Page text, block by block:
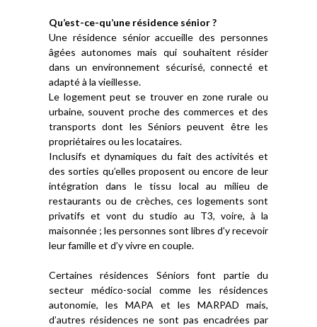
Qu’est-ce-qu’une résidence sénior ?
Une résidence sénior accueille des personnes
âgées autonomes mais qui souhaitent résider
dans un environnement sécurisé, connecté et
adapté à la vieillesse.
Le logement peut se trouver en zone rurale ou
urbaine, souvent proche des commerces et des
transports dont les Séniors peuvent être les
propriétaires ou les locataires.
Inclusifs et dynamiques du fait des activités et
des sorties qu’elles proposent ou encore de leur
intégration dans le tissu local au milieu de
restaurants ou de crèches, ces logements sont
privatifs et vont du studio au T3, voire, à la
maisonnée ; les personnes sont libres d’y recevoir
leur famille et d’y vivre en couple.
Certaines résidences Séniors font partie du
secteur médico-social comme les résidences
autonomie, les MAPA et les MARPAD mais,
d’autres résidences ne sont pas encadrées par